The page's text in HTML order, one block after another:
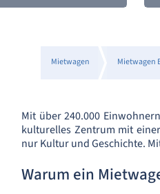
Mietwagen Mietwagen
Mit über 240.000
kulturelles Zentrum mit
nur Kultur und Geschichte.
Warum ein